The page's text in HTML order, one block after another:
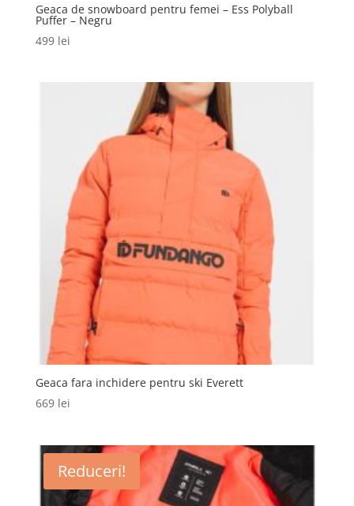
Geaca de snowboard pentru femei – Ess Polyball
Puffer – Negru
499 lei
Geaca fara inchidere pentru ski Everett
669 lei
Reduceri!